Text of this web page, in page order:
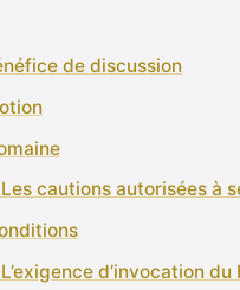
de discussion
Les cautions autorisées à
L’exigence d’invocation